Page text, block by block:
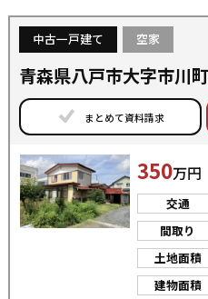
中古一戸建て 空家
青森県八戸市大字市川
まとめて資料請求
350万円
交通
間取り
土地面積
建物面積